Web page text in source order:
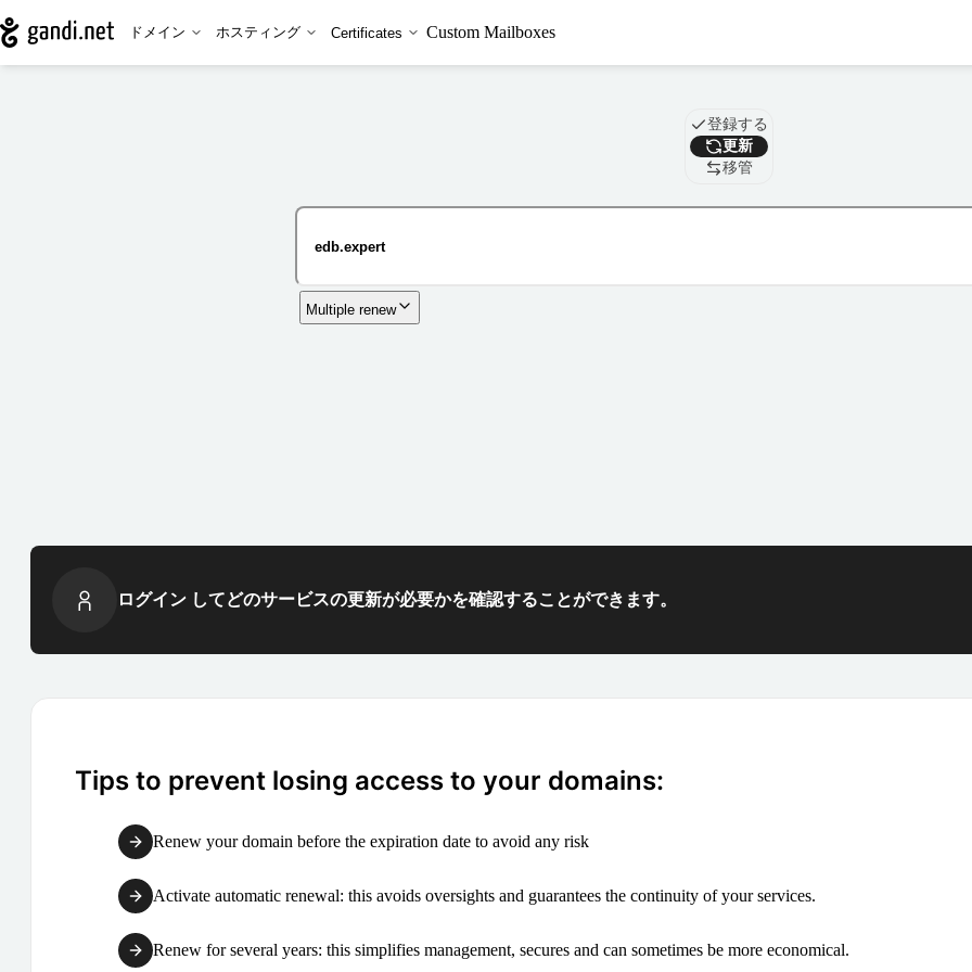
ドメイン ホスティング Certificates Custom Mailboxes
ドメイン
登録する
更新
移管
Multiple renew
ログイン してどのサービスの更新が必要かを確認することができます。
Tips to prevent losing access to your domains:
Renew your domain before the expiration date to avoid any risk
Activate automatic renewal: this avoids oversights and guarantees the continuity of your services.
Renew for several years: this simplifies management, secures and can sometimes be more economical.